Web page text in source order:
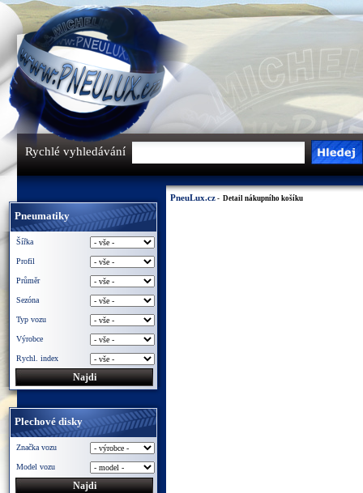
Rychlé vyhledávání
Pneumatiky
Šířka
Profil
Průměr
Sezóna
Typ vozu
Výrobce
Rychl. index
Plechové disky
Značka vozu
Model vozu
PneuLux.cz - Detail nákupního košíku